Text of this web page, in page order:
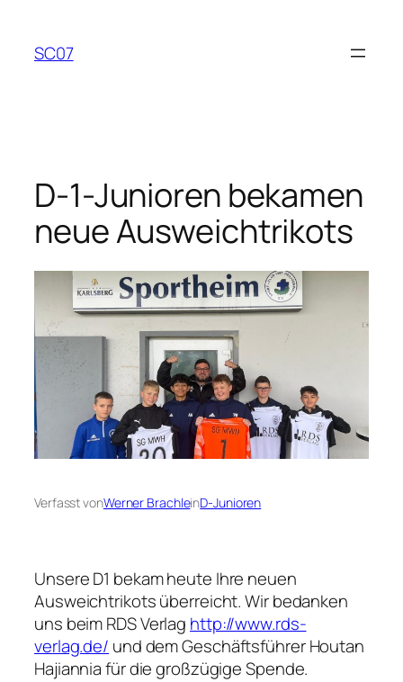
springen
SC07
D-1-Junioren bekamen
neue Ausweichtrikots
Verfasst vonWerner BrachleinD-Junioren
Unsere D1 bekam heute Ihre neuen
Ausweichtrikots überreicht. Wir bedanken
uns beim RDS Verlag http://www.rds-
verlag.de/ und dem Geschäftsführer Houtan
Hajiannia für die großzügige Spende.